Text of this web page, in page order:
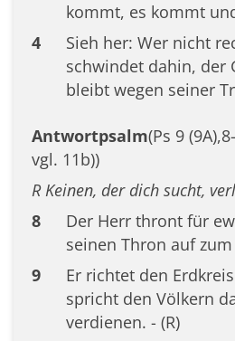
kommt, es kommt
4
Sieh her: Wer nicht
schwindet dahin, der
bleibt wegen seiner
Antwortpsalm(Ps 9
vgl. 11b))
R Keinen, der dich sucht,
8
Der Herr thront für
seinen Thron auf
9
Er richtet den
spricht den Völkern
verdienen. - (R)